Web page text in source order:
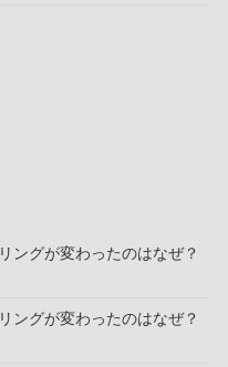
グが変わったのはなぜ？
グが変わったのはなぜ？